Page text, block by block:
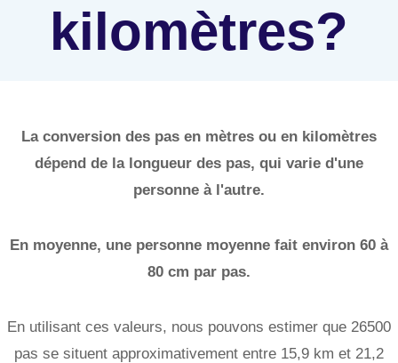
kilomètres?
La conversion des pas en mètres ou en kilomètres
dépend de la longueur des pas, qui varie d'une
personne à l'autre.
En moyenne, une personne moyenne fait environ 60 à
80 cm par pas.
En utilisant ces valeurs, nous pouvons estimer que 26500
pas se situent approximativement entre 15,9 km et 21,2